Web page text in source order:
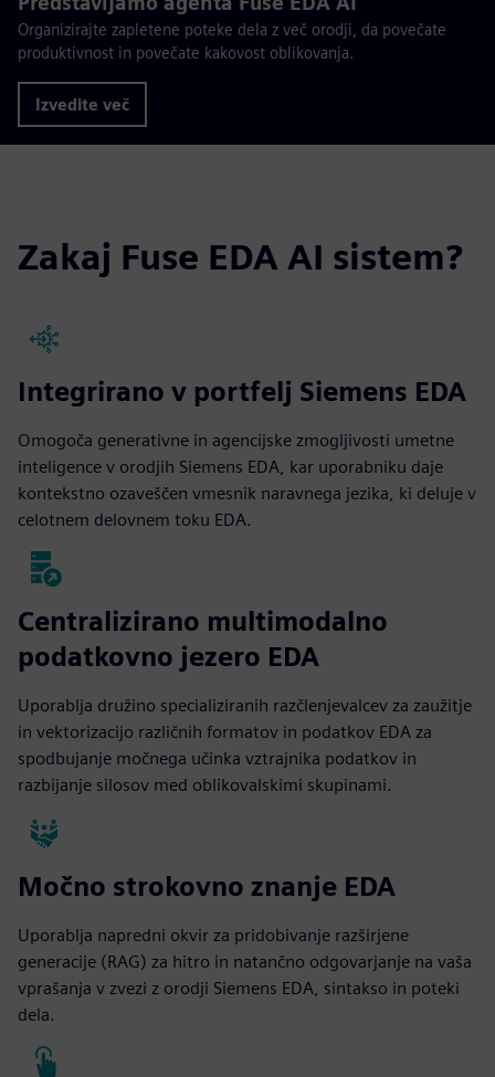
Organizirajte zapletene poteke dela z več orodji, da povečate
produktivnost in povečate kakovost oblikovanja.
Izvedite več
Zakaj Fuse EDA AI sistem?
Integrirano v portfelj Siemens EDA
Omogoča generativne in agencijske zmogljivosti umetne
inteligence v orodjih Siemens EDA, kar uporabniku daje
kontekstno ozaveščen vmesnik naravnega jezika, ki deluje v
celotnem delovnem toku EDA.
Centralizirano multimodalno
podatkovno jezero EDA
Uporablja družino specializiranih razčlenjevalcev za zaužitje
in vektorizacijo različnih formatov in podatkov EDA za
spodbujanje močnega učinka vztrajnika podatkov in
razbijanje silosov med oblikovalskimi skupinami.
Močno strokovno znanje EDA
Uporablja napredni okvir za pridobivanje razširjene
generacije (RAG) za hitro in natančno odgovarjanje na vaša
vprašanja v zvezi z orodji Siemens EDA, sintakso in poteki
dela.